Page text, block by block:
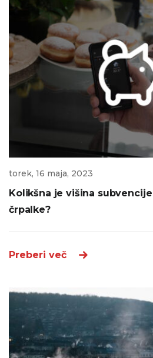
torek, 16 maja, 2023
Kolikšna je višina
črpalke?
Preberi več